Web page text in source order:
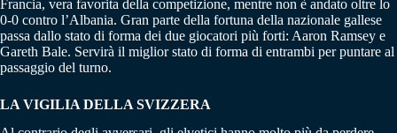
Francia, vera favorita della competizione, mentre non è andato oltre lo
0-0 contro l’Albania. Gran parte della fortuna della nazionale gallese
passa dallo stato di forma dei due giocatori più forti: Aaron Ramsey e
Gareth Bale. Servirà il miglior stato di forma di entrambi per puntare al
passaggio del turno.
LA VIGILIA DELLA SVIZZERA